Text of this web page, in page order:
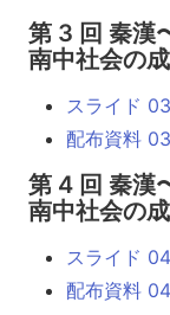
第 3 回 秦漢
南中社会の
スライド 03
配布資料 03
第 4 回 秦漢
南中社会の
スライド 04
配布資料 04